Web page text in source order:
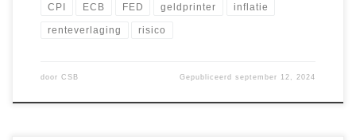
CPI ECB FED geldprinter inflatie
renteverlaging risico
door CSB Gepubliceerdseptember 12, 2024